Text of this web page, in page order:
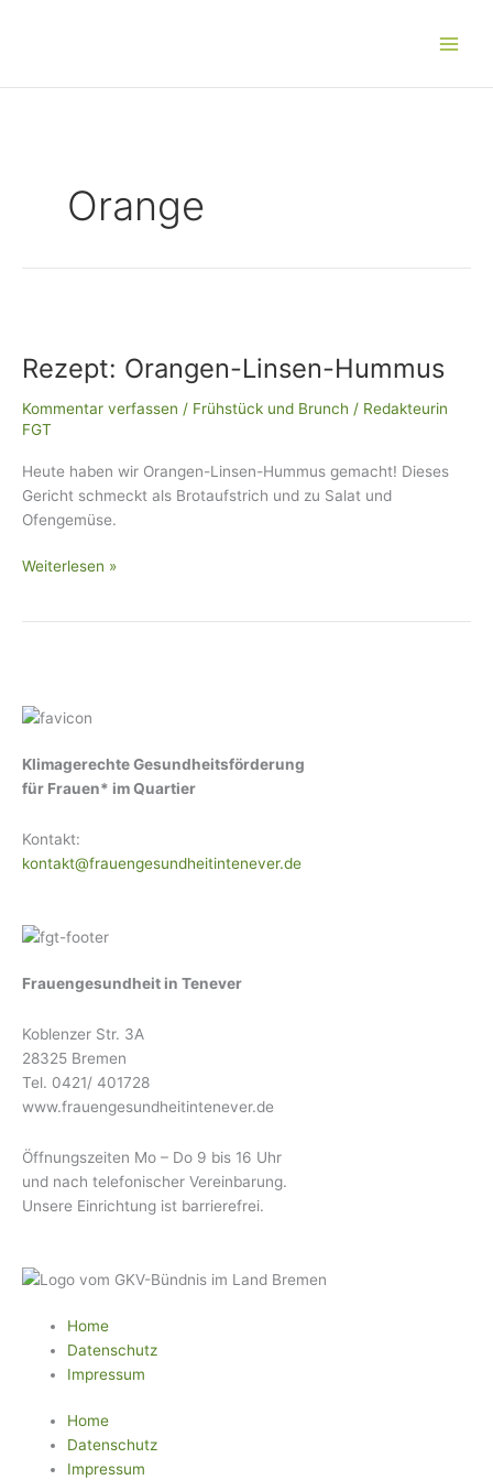
Orange
Rezept: Orangen-Linsen-Hummus
Kommentar verfassen / Frühstück und Brunch / Redakteurin
FGT
Heute haben wir Orangen-Linsen-Hummus gemacht! Dieses
Gericht schmeckt als Brotaufstrich und zu Salat und
Ofengemüse.
Linsen-
Weiterlesen »
Klimagerechte Gesundheitsförderung
für Frauen* im Quartier
Kontakt:
kontakt@frauengesundheitintenever.de
Frauengesundheit in Tenever
Koblenzer Str. 3A
28325 Bremen
Tel. 0421/ 401728
www.frauengesundheitintenever.de
Öffnungszeiten Mo – Do 9 bis 16 Uhr
und nach telefonischer Vereinbarung.
Unsere Einrichtung ist barrierefrei.
Home
Datenschutz
Impressum
Home
Datenschutz
Impressum